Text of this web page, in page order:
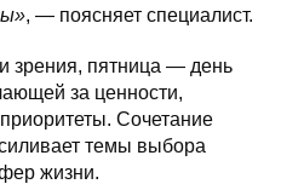
, — поясняет специалист.
зрения, пятница — день
за ценности,
Сочетание
темы выбора
жизни.